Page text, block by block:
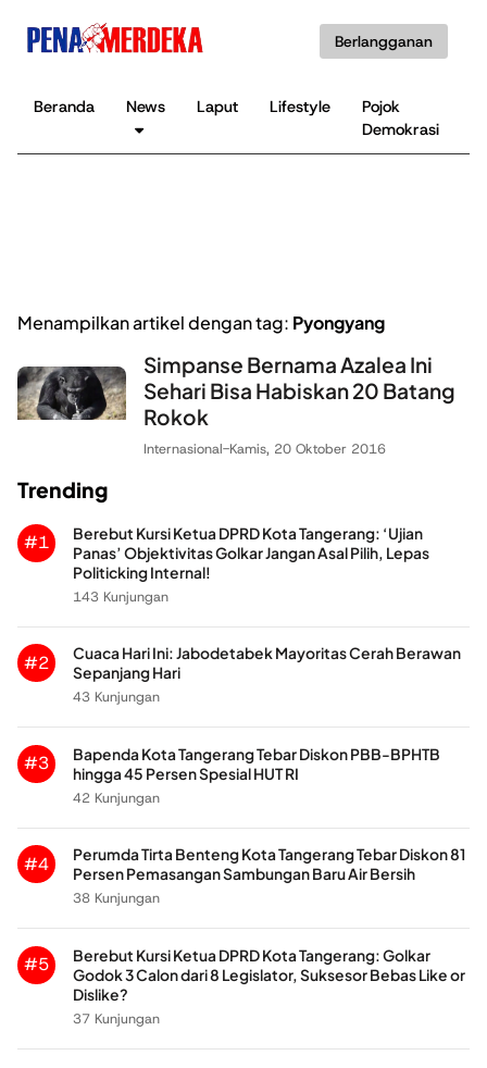
Berlangganan
Beranda News Laput Lifestyle
Pojok
Demokrasi
Menampilkan artikel dengan tag: Pyongyang
Simpanse Bernama Azalea Ini
Sehari Bisa Habiskan 20 Batang
Rokok
Internasional-Kamis, 20 Oktober 2016
Trending
#1
Berebut Kursi Ketua DPRD Kota Tangerang: ‘Ujian
Panas’ Objektivitas Golkar Jangan Asal Pilih, Lepas
Politicking Internal!
143 Kunjungan
#2
Cuaca Hari Ini: Jabodetabek Mayoritas Cerah Berawan
Sepanjang Hari
43 Kunjungan
#3
Bapenda Kota Tangerang Tebar Diskon PBB-BPHTB
hingga 45 Persen Spesial HUT RI
42 Kunjungan
#4
Perumda Tirta Benteng Kota Tangerang Tebar Diskon 81
Persen Pemasangan Sambungan Baru Air Bersih
38 Kunjungan
#5
Berebut Kursi Ketua DPRD Kota Tangerang: Golkar
Godok 3 Calon dari 8 Legislator, Suksesor Bebas Like or
Dislike?
37 Kunjungan